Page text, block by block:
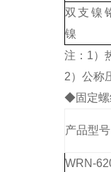
双支镍
镍
注：1）
2）公称
◆固定螺
产品型号
WRN-